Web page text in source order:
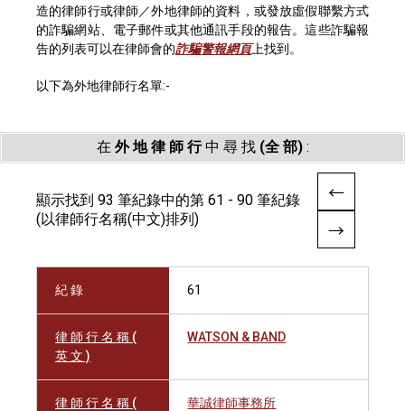
造的律師行或律師／外地律師的資料，或發放虛假聯繫方式
的詐騙網站、電子郵件或其他通訊手段的報告。這些詐騙報
告的列表可以在律師會的詐騙警報網頁上找到。
以下為外地律師行名單:-
在 外 地 律 師 行中 尋 找 (全 部):
顯示找到 93 筆紀錄中的第 61 - 90 筆紀錄
(以律師行名稱(中文)排列)
紀 錄 61
律 師 行 名 稱 (
英 文 )
WATSON & BAND
律 師 行 名 稱 (
華誠律師事務所